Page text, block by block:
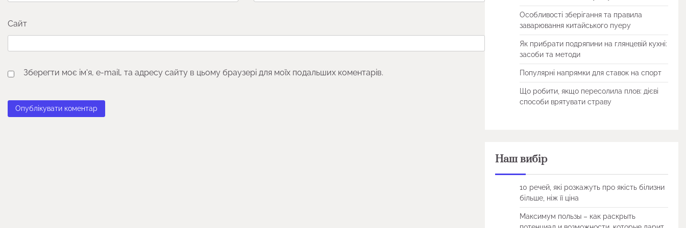
Сайт
Зберегти моє ім'я, e-mail, та адресу сайту в цьому браузері для моїх подальших коментарів.
Особливості зберігання та правила
заварювання китайського пуеру
Як прибрати подряпини на глянцевій кухні:
засоби та методи
Популярні напрямки для ставок на спорт
Що робити, якщо пересолила плов: дієві
способи врятувати страву
Наш вибір
10 речей, які розкажуть про якість білизни
більше, ніж її ціна
Максимум пользы – как раскрыть